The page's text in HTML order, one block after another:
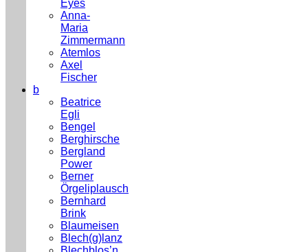
Eyes
Anna-
Maria
Zimmermann
Atemlos
Axel
Fischer
b
Beatrice
Egli
Bengel
Berghirsche
Bergland
Power
Berner
Örgeliplausch
Bernhard
Brink
Blaumeisen
Blech(g)lanz